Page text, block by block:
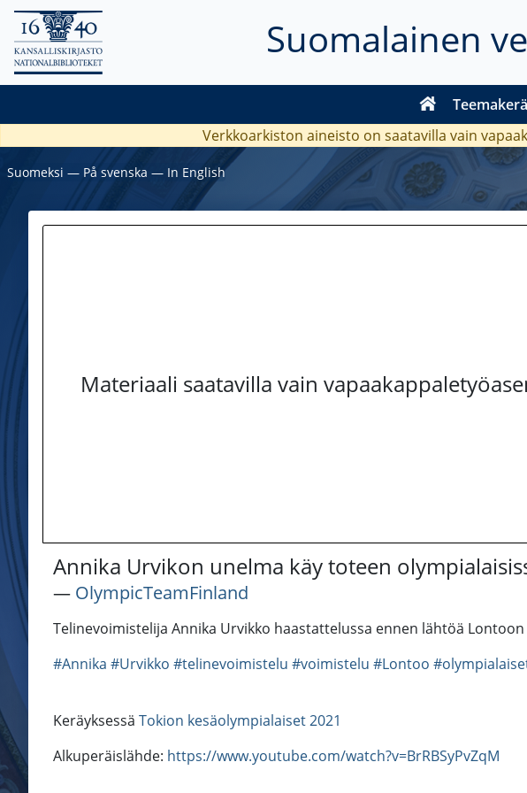
Suomalainen
Verkkoarkiston aineisto on saatavilla vain
Suomeksi ― På svenska ― In English
Materiaali saatavilla vain
Annika Urvikon unelma käy toteen
― OlympicTeamFinland
Telinevoimistelija Annika Urvikko haastattelussa ennen lähtöä
#Annika #Urvikko #telinevoimistelu #voimistelu #Lontoo
Keräyksessä Tokion kesäolympialaiset 2021
Alkuperäislähde: https://www.youtube.com/watch?v=BrRBSyPvZqM